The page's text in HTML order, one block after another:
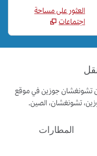
العثور على مساحة
اجتماعات
تشونغشان جوزين في موقع
تشونغشان، الصين.
المطارات